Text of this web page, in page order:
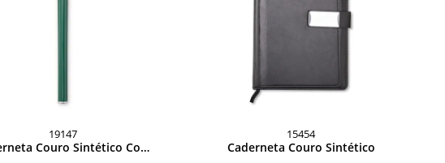
19147
Couro Sintético Com
15454
Caderneta Couro Sintético